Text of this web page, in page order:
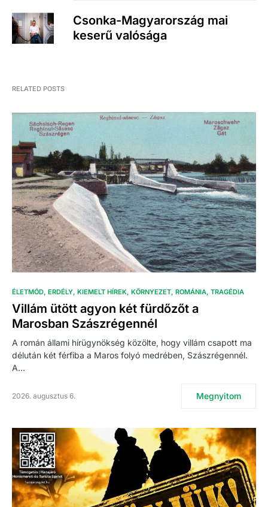
Csonka-Magyarország mai
keserű valósága
RELATED POSTS
ÉLETMÓD ERDÉLY KIEMELT HÍREK KÖRNYEZET ROMÁNIA TRAGÉDIA
Villám ütött agyon két fürdőzőt a
Marosban Szászrégennél
A román állami hírügynökség közölte, hogy villám csapott ma
délután két férfiba a Maros folyó medrében, Szászrégennél.
A…
2026. augusztus 6. Megnyitom